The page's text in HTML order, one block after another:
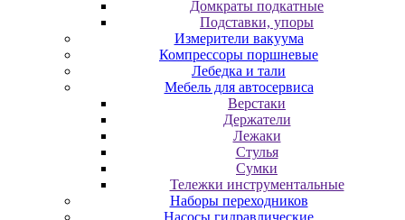
Домкраты подкатные
Подставки, упоры
Измерители вакуума
Компрессоры поршневые
Лебедка и тали
Мебель для автосервиса
Верстаки
Держатели
Лежаки
Стулья
Сумки
Тележки инструментальные
Наборы переходников
Насосы гидравлические